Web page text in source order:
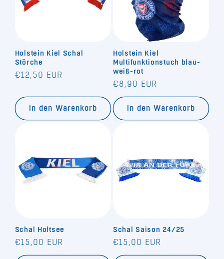
Holstein Kiel Schal
Störche
Normaler
€12,50 EUR
in den Warenkorb
Holstein Kiel
Multifunktionstuch blau-
weiß-rot
Normaler
Preis
€8,90 EUR
in den Warenkorb
Schal Holtsee
Normaler
Preis
€15,00 EUR
Schal Saison 24/25
Normaler
Preis
€15,00 EUR